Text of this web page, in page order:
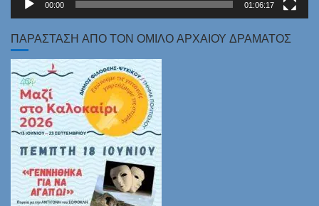
00:00 01:06:17
ΠΑΡΑΣΤΑΣΗ ΑΠΟ ΤΟΝ ΟΜΙΛΟ ΑΡΧΑΙΟΥ ΔΡΑΜΑΤΟΣ